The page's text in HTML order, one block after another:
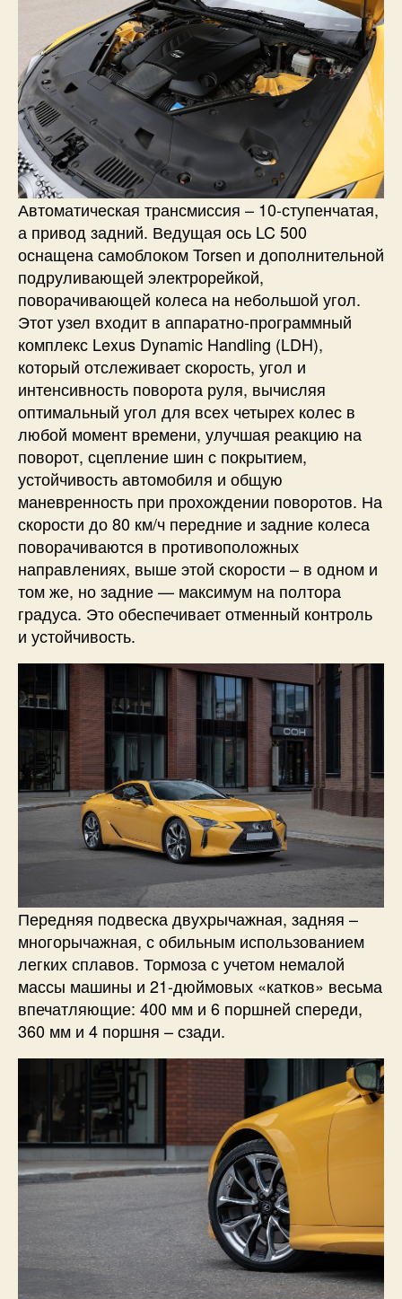
Автоматическая трансмиссия – 10-ступенчатая,
а привод задний. Ведущая ось LC 500
оснащена самоблоком Torsen и дополнительной
подруливающей электрорейкой,
поворачивающей колеса на небольшой угол.
Этот узел входит в аппаратно-программный
комплекс Lexus Dynamic Handling (LDH),
который отслеживает скорость, угол и
интенсивность поворота руля, вычисляя
оптимальный угол для всех четырех колес в
любой момент времени, улучшая реакцию на
поворот, сцепление шин с покрытием,
устойчивость автомобиля и общую
маневренность при прохождении поворотов. На
скорости до 80 км/ч передние и задние колеса
поворачиваются в противоположных
направлениях, выше этой скорости – в одном и
том же, но задние — максимум на полтора
градуса. Это обеспечивает отменный контроль
и устойчивость.
Передняя подвеска двухрычажная, задняя –
многорычажная, с обильным использованием
легких сплавов. Тормоза с учетом немалой
массы машины и 21-дюймовых «катков» весьма
впечатляющие: 400 мм и 6 поршней спереди,
360 мм и 4 поршня – сзади.